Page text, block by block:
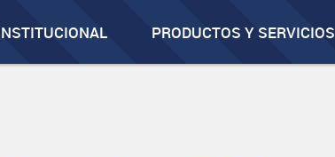
PRODUCTOS Y SERVICIOS